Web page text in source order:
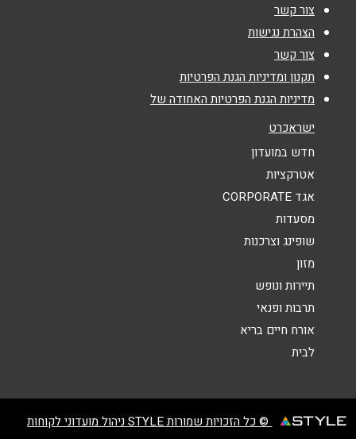
נושא*
אנא חזרו אלי בקשר ל...
צור קשר
הצהרת נגישות
צור קשר
תקנון ומדיניות הגנת הפרטיות
מדיניות הגנת הפרטיות האחודה של
ישראכרט
חדש במועדון
אטרקציות
אגד CORPORATE
מסעדות
שופינג וצרכנות
מזון
תיירות ונופש
תרבות ופנאי
אורח חיים בריא
לבית
© כל הזכויות שמורות STYLE ניהול מועדוני לקוחות